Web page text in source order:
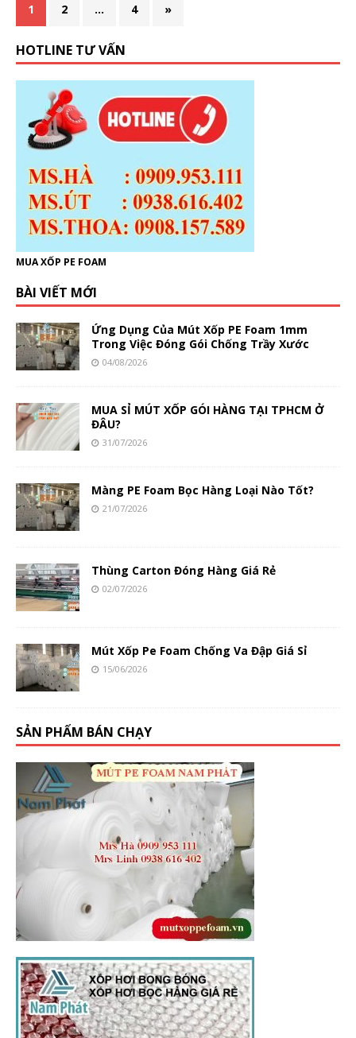
1 2 … 4 »
HOTLINE TƯ VẤN
MUA XỐP PE FOAM
BÀI VIẾT MỚI
Ứng Dụng Của Mút Xốp PE Foam 1mm
Trong Việc Đóng Gói Chống Trầy Xước
04/08/2026
MUA SỈ MÚT XỐP GÓI HÀNG TẠI TPHCM Ở
ĐÂU?
31/07/2026
Màng PE Foam Bọc Hàng Loại Nào Tốt?
21/07/2026
Thùng Carton Đóng Hàng Giá Rẻ
02/07/2026
Mút Xốp Pe Foam Chống Va Đập Giá Sỉ
15/06/2026
SẢN PHẨM BÁN CHẠY